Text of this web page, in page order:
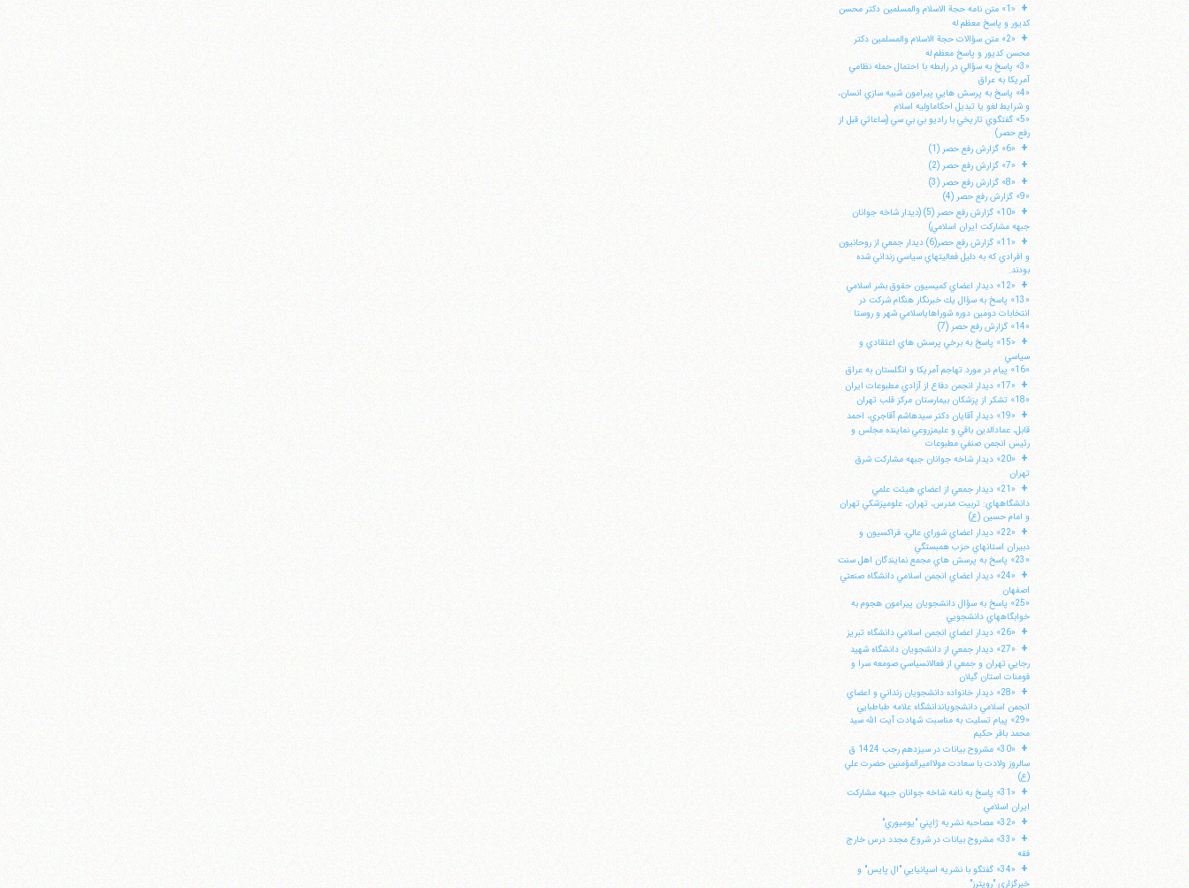
+
«1» متن نامه حجة الاسلام والمسلمين دكتر محسن
كديور و پاسخ معظم له
+
«2» متن سؤالات حجة الاسلام والمسلمين دكتر
محسن كديور و پاسخ معظم له
«3» پاسخ به سؤالي در رابطه با احتمال حمله نظامي
آمريكا به عراق
«4» پاسخ به پرسش هايي پيرامون شبيه سازي انسان،
و شرايط لغو يا تبديل احكاماوليه اسلام
«5» گفتگوي تاريخي با راديو بي بي سي (ساعاتي قبل از
رفع حصر)
+ «6» گزارش رفع حصر (1)
+ «7» گزارش رفع حصر (2)
+ «8» گزارش رفع حصر (3)
«9» گزارش رفع حصر (4)
+
«10» گزارش رفع حصر (5) (ديدار شاخه جوانان
جبهه مشاركت ايران اسلامي)
+
«11» گزارش رفع حصر(6) ديدار جمعي از روحانيون
و افرادي كه به دليل فعاليتهاي سياسي زنداني شده
بودند.
+ «12» ديدار اعضاي كميسيون حقوق بشر اسلامي
«13» پاسخ به سؤال يك خبرنگار هنگام شركت در
انتخابات دومين دوره شوراهاياسلامي شهر و روستا
«14» گزارش رفع حصر (7)
+
«15» پاسخ به برخي پرسش هاي اعتقادي و
سياسي
«16» پيام در مورد تهاجم آمريكا و انگلستان به عراق
+ «17» ديدار انجمن دفاع از آزادي مطبوعات ايران
«18» تشكر از پزشكان بيمارستان مركز قلب تهران
+
«19» ديدار آقايان دكتر سيدهاشم آقاجري، احمد
قابل، عمادالدين باقي و عليمزروعي نماينده مجلس و
رئيس انجمن صنفي مطبوعات
+
«20» ديدار شاخه جوانان جبهه مشاركت شرق
تهران
+
«21» ديدار جمعي از اعضاي هيئت علمي
دانشگاههاي: تربيت مدرس، تهران، علومپزشكي تهران
و امام حسين (ع)
+
«22» ديدار اعضاي شوراي عالي، فراكسيون و
دبيران استانهاي حزب همبستگي
«23» پاسخ به پرسش هاي مجمع نمايندگان اهل سنت
+
«24» ديدار اعضاي انجمن اسلامي دانشگاه صنعتي
اصفهان
«25» پاسخ به سؤال دانشجويان پيرامون هجوم به
خوابگاههاي دانشجويي
+ «26» ديدار اعضاي انجمن اسلامي دانشگاه تبريز
+
«27» ديدار جمعي از دانشجويان دانشگاه شهيد
رجايي تهران و جمعي از فعالانسياسي صومعه سرا و
فومنات استان گيلان
+
«28» ديدار خانواده دانشجويان زنداني و اعضاي
انجمن اسلامي دانشجوياندانشگاه علامه طباطبايي
«29» پيام تسليت به مناسبت شهادت آيت الله سيد
محمد باقر حكيم
+
«30» مشروح بيانات در سيزدهم رجب 1424 ق
سالروز ولادت با سعادت مولااميرالمؤمنين حضرت علي
(ع)
+
«31» پاسخ به نامه شاخه جوانان جبهه مشاركت
ايران اسلامي
+ «32» مصاحبه نشريه ژاپني "يوميوري"
+
«33» مشروح بيانات در شروع مجدد درس خارج
فقه
+
«34» گفتگو با نشريه اسپانيايي "ال پايس" و
خبرگزاري "رويترز"